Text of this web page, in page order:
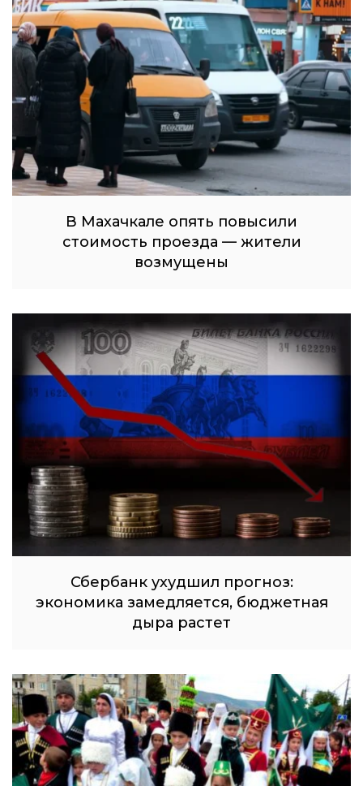
В Махачкале опять повысили
стоимость проезда — жители
возмущены
Сбербанк ухудшил прогноз:
экономика замедляется, бюджетная
дыра растет